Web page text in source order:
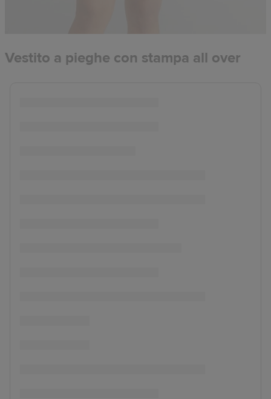
Vestito a pieghe con stampa all over